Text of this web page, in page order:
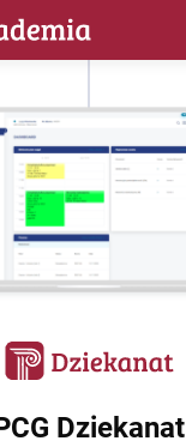
Dziekanat